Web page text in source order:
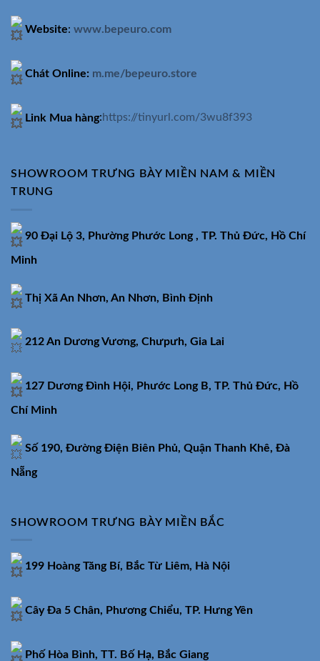
Website: www.bepeuro.com
Chát Online: m.me/bepeuro.store
Link Mua hàng:https://tinyurl.com/3wu8f393
SHOWROOM TRƯNG BÀY MIỀN NAM & MIỀN
TRUNG
90 Đại Lộ 3, Phường Phước Long , TP. Thủ Đức, Hồ Chí
Minh
Thị Xã An Nhơn, An Nhơn, Bình Định
212 An Dương Vương, Chưpưh, Gia Lai
127 Dương Đình Hội, Phước Long B, TP. Thủ Đức, Hồ
Chí Minh
Số 190, Đường Điện Biên Phủ, Quận Thanh Khê, Đà
Nẵng
SHOWROOM TRƯNG BÀY MIỀN BẮC
199 Hoàng Tăng Bí, Bắc Từ Liêm, Hà Nội
Cây Đa 5 Chân, Phương Chiểu, TP. Hưng Yên
Phố Hòa Bình, TT. Bố Hạ, Bắc Giang